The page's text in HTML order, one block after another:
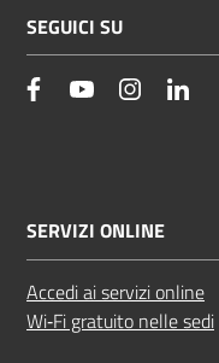
SEGUICI SU
facebookYouTube Instagram
SERVIZI ONLINE
Accedi ai servizi online
Wi‑Fi gratuito nelle sedi